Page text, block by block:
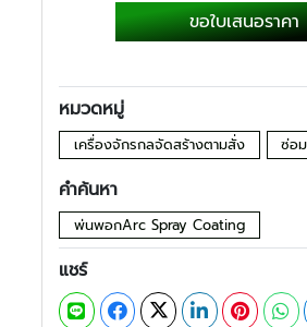
ขอใบเสนอราคา
หมวดหมู่
เครื่องจักรกลจัดสร้างตามสั่ง ซ่อ
คำค้นหา
พ่นพอกArc Spray Coating
แชร์